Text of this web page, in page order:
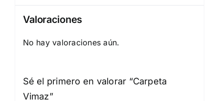
Valoraciones
No hay valoraciones aún.
Sé el primero en valorar “Carpeta
Vimaz”